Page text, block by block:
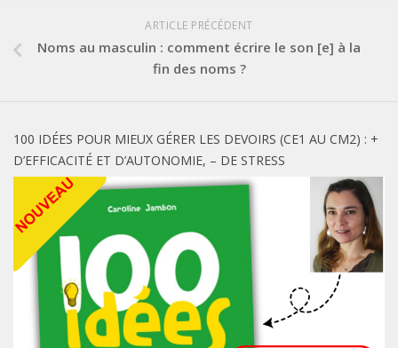
ARTICLE PRÉCÉDENT
Noms au masculin : comment écrire le son [e] à la
fin des noms ?
100 IDÉES POUR MIEUX GÉRER LES DEVOIRS (CE1 AU CM2) : +
D’EFFICACITÉ ET D’AUTONOMIE, – DE STRESS